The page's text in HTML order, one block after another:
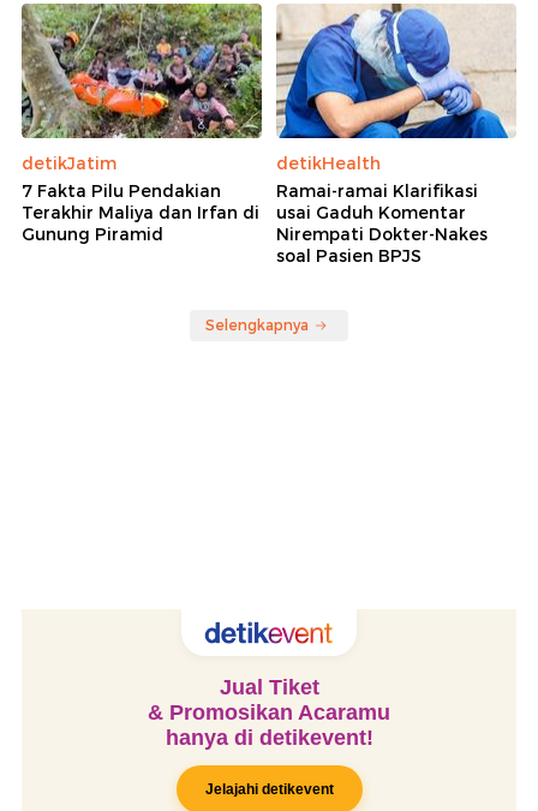
detikJatim
7 Fakta Pilu Pendakian
Terakhir Maliya dan Irfan di
Gunung Piramid
detikHealth
Ramai-ramai Klarifikasi
usai Gaduh Komentar
Nirempati Dokter-Nakes
soal Pasien BPJS
Selengkapnya